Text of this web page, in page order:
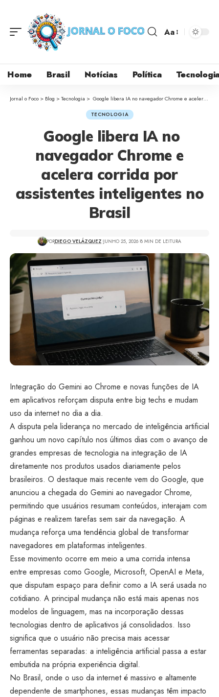
Aa
Home Brasil Notícias Política
Jornal o Foco > Blog >Tecnologia > Google libera IA no navegador Chrome e acelera corrida por assistentes inteligentes no Brasil
TECNOLOGIA
Google libera IA no
navegador Chrome e
acelera corrida por
assistentes inteligentes no
Brasil
PORDIEGO VELÁZQUEZ JUNHO 25, 2026 8 MIN DE LEITURA
Integração do Gemini ao Chrome e novas funções de IA
em aplicativos reforçam disputa entre big techs e mudam
uso da internet no dia a dia.
A disputa pela liderança no mercado de inteligência artificial
ganhou um novo capítulo nos últimos dias com o avanço de
grandes empresas de tecnologia na integração de IA
diretamente nos produtos usados diariamente pelos
brasileiros. O destaque mais recente vem do Google, que
anunciou a chegada do Gemini ao navegador Chrome,
permitindo que usuários resumam conteúdos, interajam com
páginas e realizem tarefas sem sair da navegação. A
mudança reforça uma tendência global de transformar
navegadores em plataformas inteligentes.
Esse movimento ocorre em meio a uma corrida intensa
entre empresas como Google, Microsoft, OpenAI e Meta,
que disputam espaço para definir como a IA será usada no
cotidiano. A principal mudança não está mais apenas nos
modelos de linguagem, mas na incorporação dessas
tecnologias dentro de aplicativos já consolidados. Isso
significa que o usuário não precisa mais acessar
ferramentas separadas: a inteligência artificial passa a estar
embutida na própria experiência digital.
No Brasil, onde o uso da internet é massivo e altamente
dependente de smartphones, essas mudanças têm impacto